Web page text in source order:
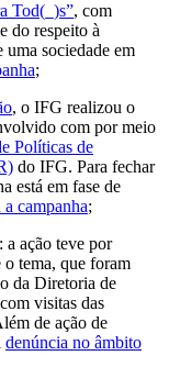
Tod(_)s”, com
do respeito à
sociedade em
;
, o IFG realizou o
com por meio
Políticas de
do IFG. Para fechar
está em fase de
a campanha;
: a ação teve por
tema, que foram
da Diretoria de
visitas das
de ação de
denúncia no âmbito